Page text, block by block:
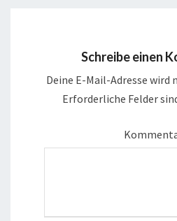
Schreibe einen
Deine E-Mail-Adresse
Erforderliche Felder